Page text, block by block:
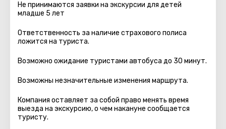
Не принимаются заявки на экскурсии для детей
младше 5 лет
Ответственность за наличие страхового полиса
ложится на туриста.
Возможно ожидание туристами автобуса до 30 минут.
Возможны незначительные изменения маршрута.
Компания оставляет за собой право менять время
выезда на экскурсию, о чем накануне сообщается
туристу.